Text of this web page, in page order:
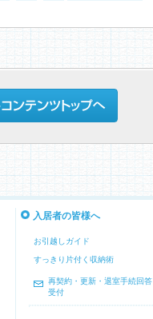
入居者の皆様へ
お引越しガイド
すっきり片付く収納術
再契約・更新・退室手続回答
受付